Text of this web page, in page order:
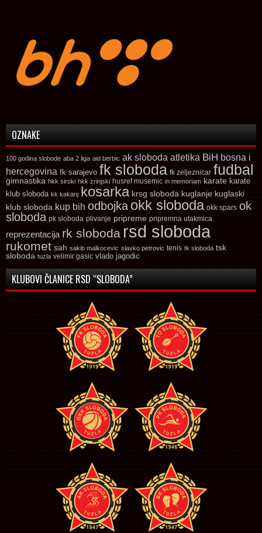
OZNAKE
100 godina slobode aba 2 liga aid berbic ak sloboda atletika BiH bosna i
hercegovina fk sarajevo fk sloboda fk zeljeznicar fudbal
gimnastika hkk siroki hkk zrinjski husref musemic in memoriam karate karate
klub sloboda kk kakanj kosarka krsg sloboda kuglanje kuglaski
klub sloboda kup bih odbojka okk sloboda okk spars ok
sloboda pk sloboda plivanje pripreme pripremna utakmica
reprezentacija rk sloboda rsd sloboda
rukomet sah sakib malkocevic slavko petrovic tenis tk sloboda tsk
sloboda tuzla velimir gasic vlado jagodic
KLUBOVI ČLANICE RSD “SLOBODA”